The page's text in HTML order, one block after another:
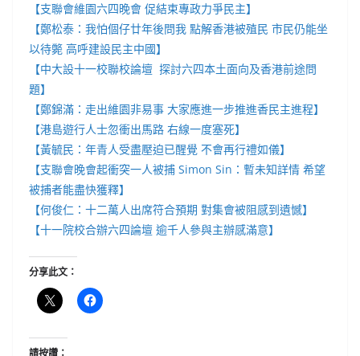
【支聯會維園六四晚會 促結束專政力爭民主】
【鄭松泰：我怕個仔廿年後問我 點解香港被殖民 市民仍能坐
以待斃 高呼建設民主中國】
【中大設十一校聯校論壇 探討六四本土面向及香港前途問
題】
【鄭錦滿：走出維園非易事 大家應進一步推進香民主進程】
【港島遊行人士忽衝出馬路 右線一度塞死】
【黃毓民：年青人受盡壓迫已醒覺 不會再行禮如儀】
【支聯會晚會起衝突一人被捕 Simon Sin：暫未知詳情 希望
被捕者能盡快獲釋】
【何俊仁：十二萬人出席符合預期 對集會被阻感到遺憾】
【十一院校合辦六四論壇 逾千人參與主辦感滿意】
分享此文：